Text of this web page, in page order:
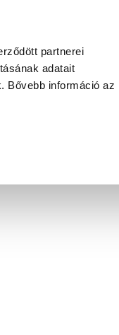
partnerei
adatait
Bővebb információ az